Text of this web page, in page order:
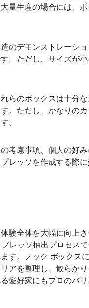
量生産の場合には、
のデモンストレーシ
。ただし、サイズが
らのボックスは十分
。ただし、かなりの
。
考慮事項、個人の好み
レッソを作成する際
験全体を大幅に向上
レッソ抽出プロセス
す。ノック ボックス
アを整理し、散らかり
愛好家にもプロのバ